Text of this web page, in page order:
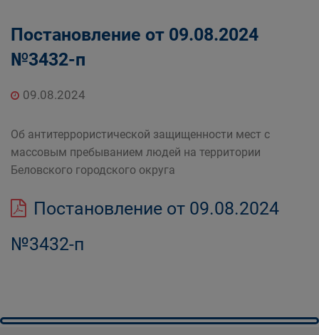
Постановление от 09.08.2024
№3432-п
09.08.2024
Об антитеррористической защищенности мест с
массовым пребыванием людей на территории
Беловского городского округа
Постановление от 09.08.2024
№3432-п